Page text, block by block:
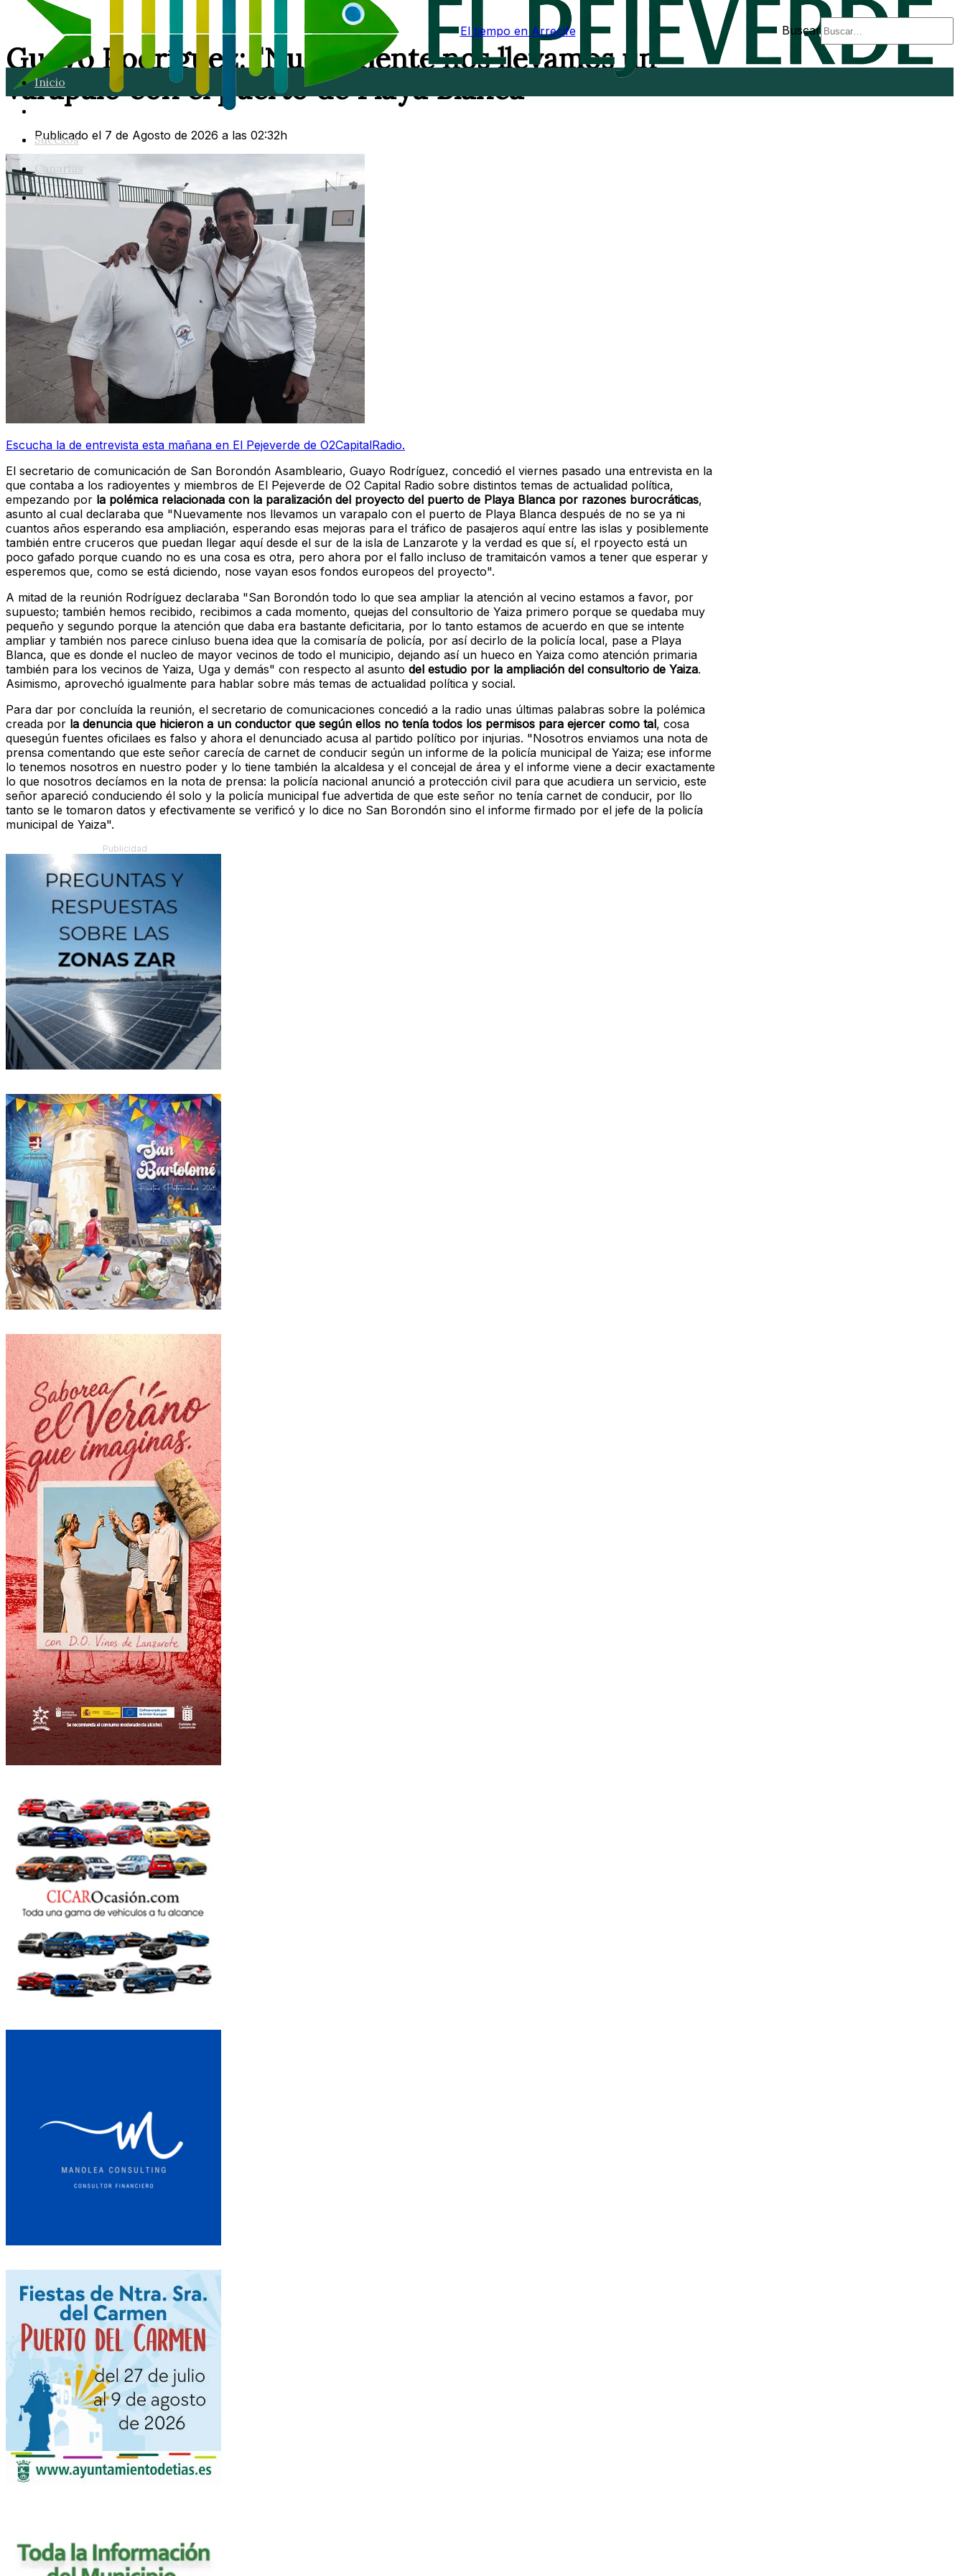
El tiempo en Arrecife Buscar
Inicio
Lanzarote
Sucesos
Canarias
Política
Guayo Rodríguez: "Nuevamente nos llevamos un
varapalo con el puerto de Playa Blanca"
Publicado el 7 de Agosto de 2026 a las 02:32h
Escucha la de entrevista esta mañana en El Pejeverde de O2CapitalRadio.
El secretario de comunicación de San Borondón Asambleario, Guayo Rodríguez, concedió el viernes pasado una entrevista en la
que contaba a los radioyentes y miembros de El Pejeverde de O2 Capital Radio sobre distintos temas de actualidad política,
empezando por la polémica relacionada con la paralización del proyecto del puerto de Playa Blanca por razones burocráticas,
asunto al cual declaraba que "Nuevamente nos llevamos un varapalo con el puerto de Playa Blanca después de no se ya ni
cuantos años esperando esa ampliación, esperando esas mejoras para el tráfico de pasajeros aquí entre las islas y posiblemente
también entre cruceros que puedan llegar aquí desde el sur de la isla de Lanzarote y la verdad es que sí, el rpoyecto está un
poco gafado porque cuando no es una cosa es otra, pero ahora por el fallo incluso de tramitaicón vamos a tener que esperar y
esperemos que, como se está diciendo, nose vayan esos fondos europeos del proyecto".
A mitad de la reunión Rodríguez declaraba "San Borondón todo lo que sea ampliar la atención al vecino estamos a favor, por
supuesto; también hemos recibido, recibimos a cada momento, quejas del consultorio de Yaiza primero porque se quedaba muy
pequeño y segundo porque la atención que daba era bastante deficitaria, por lo tanto estamos de acuerdo en que se intente
ampliar y también nos parece cinluso buena idea que la comisaría de policía, por así decirlo de la policía local, pase a Playa
Blanca, que es donde el nucleo de mayor vecinos de todo el municipio, dejando así un hueco en Yaiza como atención primaria
también para los vecinos de Yaiza, Uga y demás" con respecto al asunto del estudio por la ampliación del consultorio de Yaiza.
Asimismo, aprovechó igualmente para hablar sobre más temas de actualidad política y social.
Para dar por concluída la reunión, el secretario de comunicaciones concedió a la radio unas últimas palabras sobre la polémica
creada por la denuncia que hicieron a un conductor que según ellos no tenía todos los permisos para ejercer como tal, cosa
quesegún fuentes oficilaes es falso y ahora el denunciado acusa al partido político por injurias. "Nosotros enviamos una nota de
prensa comentando que este señor carecía de carnet de conducir según un informe de la policía municipal de Yaiza; ese informe
lo tenemos nosotros en nuestro poder y lo tiene también la alcaldesa y el concejal de área y el informe viene a decir exactamente
lo que nosotros decíamos en la nota de prensa: la policía nacional anunció a protección civil para que acudiera un servicio, este
señor apareció conduciendo él solo y la policía municipal fue advertida de que este señor no tenía carnet de conducir, por llo
tanto se le tomaron datos y efectivamente se verificó y lo dice no San Borondón sino el informe firmado por el jefe de la policía
municipal de Yaiza".
Publicidad